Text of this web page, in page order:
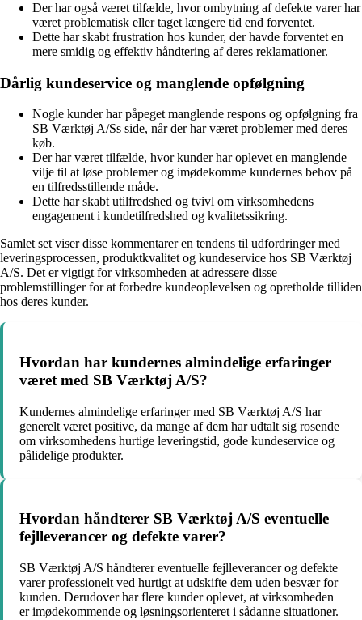
Der har også været tilfælde, hvor ombytning af defekte varer har
været problematisk eller taget længere tid end forventet.
Dette har skabt frustration hos kunder, der havde forventet en
mere smidig og effektiv håndtering af deres reklamationer.
Dårlig kundeservice og manglende opfølgning
Nogle kunder har påpeget manglende respons og opfølgning fra
SB Værktøj A/Ss side, når der har været problemer med deres
køb.
Der har været tilfælde, hvor kunder har oplevet en manglende
vilje til at løse problemer og imødekomme kundernes behov på
en tilfredsstillende måde.
Dette har skabt utilfredshed og tvivl om virksomhedens
engagement i kundetilfredshed og kvalitetssikring.
Samlet set viser disse kommentarer en tendens til udfordringer med
leveringsprocessen, produktkvalitet og kundeservice hos SB Værktøj
A/S. Det er vigtigt for virksomheden at adressere disse
problemstillinger for at forbedre kundeoplevelsen og opretholde tilliden
hos deres kunder.
Hvordan har kundernes almindelige erfaringer
været med SB Værktøj A/S?
Kundernes almindelige erfaringer med SB Værktøj A/S har
generelt været positive, da mange af dem har udtalt sig rosende
om virksomhedens hurtige leveringstid, gode kundeservice og
pålidelige produkter.
Hvordan håndterer SB Værktøj A/S eventuelle
fejlleverancer og defekte varer?
SB Værktøj A/S håndterer eventuelle fejlleverancer og defekte
varer professionelt ved hurtigt at udskifte dem uden besvær for
kunden. Derudover har flere kunder oplevet, at virksomheden
er imødekommende og løsningsorienteret i sådanne situationer.